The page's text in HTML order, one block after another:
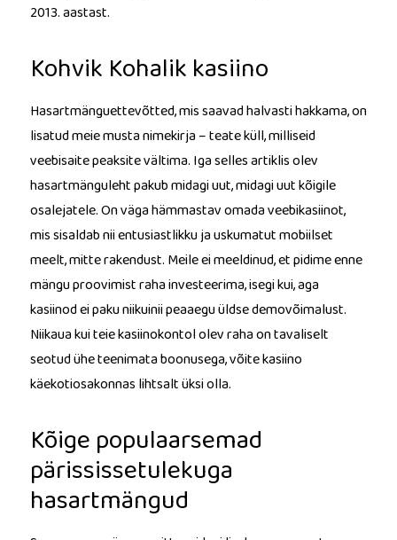
2013. aastast.
Kohvik Kohalik kasiino
Hasartmänguettevõtted, mis saavad halvasti hakkama, on
lisatud meie musta nimekirja – teate küll, milliseid
veebisaite peaksite vältima. Iga selles artiklis olev
hasartmänguleht pakub midagi uut, midagi uut kõigile
osalejatele. On väga hämmastav omada veebikasiinot,
mis sisaldab nii entusiastlikku ja uskumatut mobiilset
meelt, mitte rakendust. Meile ei meeldinud, et pidime enne
mängu proovimist raha investeerima, isegi kui, aga
kasiinod ei paku niikuinii peaaegu üldse demovõimalust.
Niikaua kui teie kasiinokontol olev raha on tavaliselt
seotud ühe teenimata boonusega, võite kasiino
käekotiosakonnas lihtsalt üksi olla.
Kõige populaarsemad
pärississetulekuga
hasartmängud